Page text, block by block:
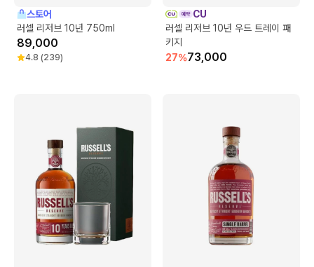
스토어
러셀 리저브 10년 750ml
89,000
4.8 (239)
CU
러셀 리저브 10년 우드 트레이 패
키지
27%73,000